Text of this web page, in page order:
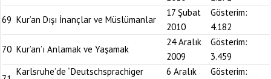
69 Kur’an Dışı İnançlar ve Müslümanlar
17 Şubat
2010
Gösterim:
4.182
70 Kur’an’ı Anlamak ve Yaşamak
24 Aralık
2009
Gösterim:
3.459
Karlsruhe’de “Deutschsprachiger
6 Aralık
Gösterim: